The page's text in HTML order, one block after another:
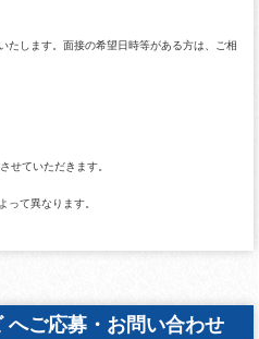
します。面接の希望日時等がある方は、ご相
せていただきます。
て異なります。
ご応募・お問い合わせ